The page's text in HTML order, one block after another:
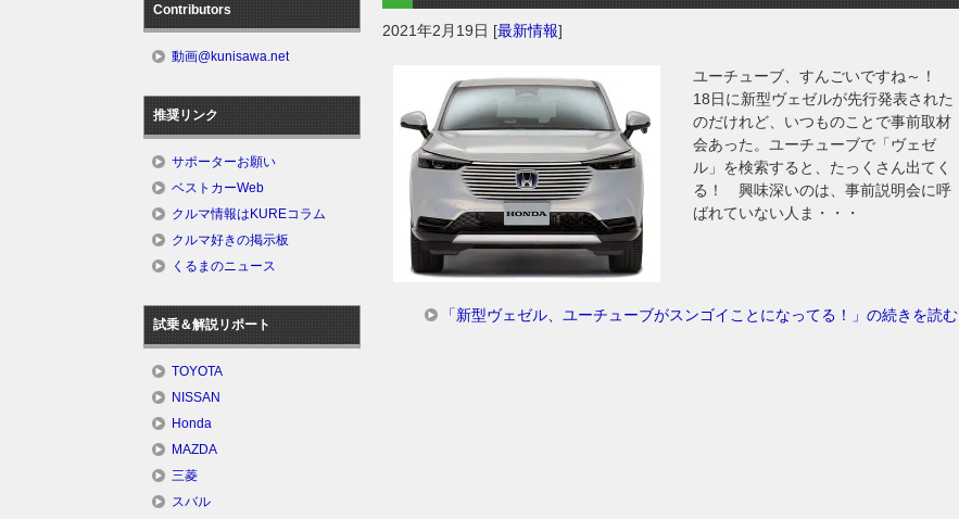
2021年2月19日 [最新情報]
ユーチューブ、すんごいですね～！
18日に新型ヴェゼルが先行発表された
のだけれど、いつものことで事前取材
会あった。ユーチューブで「ヴェゼ
ル」を検索すると、たっくさん出てく
る！ 興味深いのは、事前説明会に呼
ばれていない人ま・・・
「新型ヴェゼル、ユーチューブがスンゴイことになってる！」の続きを読む
Contributors
動画@kunisawa.net
推奨リンク
サポーターお願い
ベストカーWeb
クルマ情報はKUREコラム
クルマ好きの掲示板
くるまのニュース
試乗＆解説リポート
TOYOTA
NISSAN
Honda
MAZDA
三菱
スバル